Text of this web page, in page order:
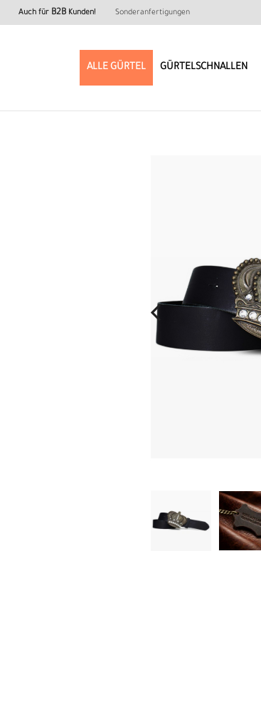
Auch für B2B Kunden! Sonderanfertigungen
ALLE GÜRTEL
D
GÜRTELSCHNALLEN
W